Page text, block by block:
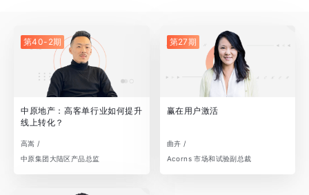
第40-2期
中原地产：高客单行业如何提升
线上转化？
高嵩 /
中原集团大陆区产品总监
第27期
赢在用户激活
曲卉 /
Acorns 市场和试验副总裁